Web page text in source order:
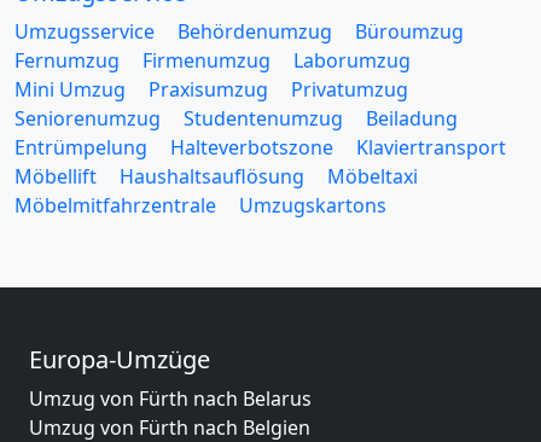
Umzugsservice Behördenumzug
Büroumzug
Fernumzug
Firmenumzug
Laborumzug
Mini Umzug
Praxisumzug
Privatumzug
Seniorenumzug
Studentenumzug
Beiladung
Entrümpelung
Halteverbotszone
Klaviertransport
Möbellift
Haushaltsauflösung
Möbeltaxi
Möbelmitfahrzentrale
Umzugskartons
Europa-Umzüge
Umzug von Fürth nach Belarus
Umzug von Fürth nach Belgien